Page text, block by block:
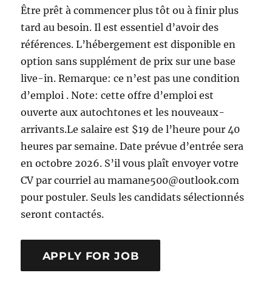
Être prêt à commencer plus tôt ou à finir plus
tard au besoin. Il est essentiel d’avoir des
références. L’hébergement est disponible en
option sans supplément de prix sur une base
live-in. Remarque: ce n’est pas une condition
d’emploi . Note: cette offre d’emploi est
ouverte aux autochtones et les nouveaux-
arrivants.Le salaire est $19 de l’heure pour 40
heures par semaine. Date prévue d’entrée sera
en octobre 2026. S’il vous plaît envoyer votre
CV par courriel au mamane500@outlook.com
pour postuler. Seuls les candidats sélectionnés
seront contactés.